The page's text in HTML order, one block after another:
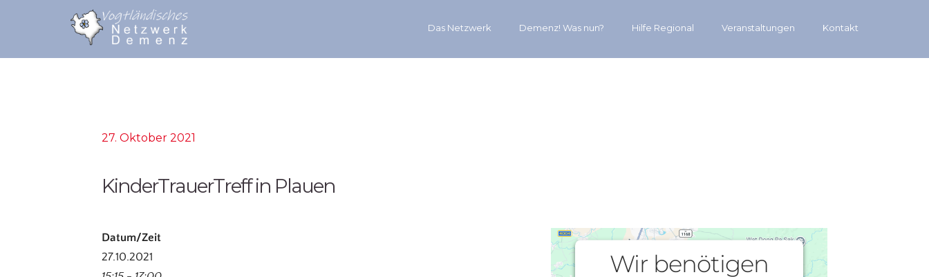
Das Netzwerk Demenz! Was nun? Hilfe Regional Veranstaltungen Kontakt
27. Oktober 2021
KinderTrauerTreff in Plauen
Wir benötigen
Datum/Zeit
27.10.2021